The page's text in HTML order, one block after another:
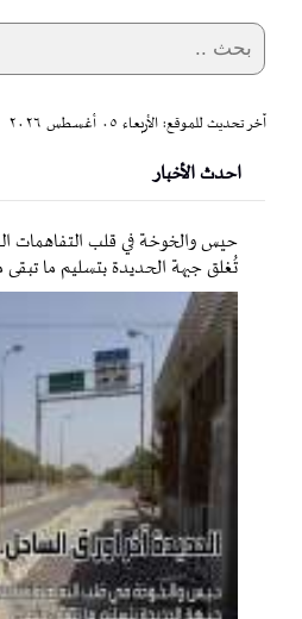
آخر تحديث للموقع: الأربعاء ٠٥ أغسطس ٢٠٢٦
احدث الأخبار
حيس والخوخة في قلب التفاهمات
تُغلق جبهة الحديدة بتسليم ما تبقى